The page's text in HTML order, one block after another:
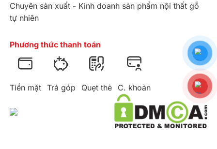
Chuyên sản xuất - Kinh doanh sản phẩm nội thất gỗ
tự nhiên
Phương thức thanh toán
Tiền mặt Trả góp Quẹt thẻ C. khoản